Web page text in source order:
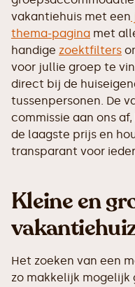
vakantiehuis met een
thema-pagina met
handige zoektfilters
voor jullie groep te
direct bij de
tussenpersonen. De
commissie aan ons
de laagste prijs en
transparant voor
Kleine en
Het zoeken van een
zo makkelijk